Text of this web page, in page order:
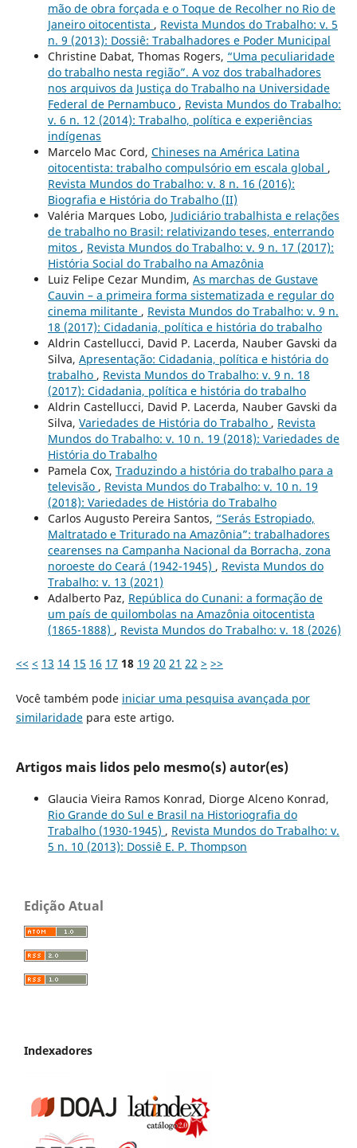
mão de obra forçada e o Toque de Recolher no Rio de
Janeiro oitocentista , Revista Mundos do Trabalho: v. 5
n. 9 (2013): Dossiê: Trabalhadores e Poder Municipal
Christine Dabat, Thomas Rogers, “Uma peculiaridade
do trabalho nesta região”. A voz dos trabalhadores
nos arquivos da Justiça do Trabalho na Universidade
Federal de Pernambuco , Revista Mundos do Trabalho:
v. 6 n. 12 (2014): Trabalho, política e experiências
indígenas
Marcelo Mac Cord, Chineses na América Latina
oitocentista: trabalho compulsório em escala global ,
Revista Mundos do Trabalho: v. 8 n. 16 (2016):
Biografia e História do Trabalho (II)
Valéria Marques Lobo, Judiciário trabalhista e relações
de trabalho no Brasil: relativizando teses, enterrando
mitos , Revista Mundos do Trabalho: v. 9 n. 17 (2017):
História Social do Trabalho na Amazônia
Luiz Felipe Cezar Mundim, As marchas de Gustave
Cauvin – a primeira forma sistematizada e regular do
cinema militante , Revista Mundos do Trabalho: v. 9 n.
18 (2017): Cidadania, política e história do trabalho
Aldrin Castellucci, David P. Lacerda, Nauber Gavski da
Silva, Apresentação: Cidadania, política e história do
trabalho , Revista Mundos do Trabalho: v. 9 n. 18
(2017): Cidadania, política e história do trabalho
Aldrin Castellucci, David P. Lacerda, Nauber Gavski da
Silva, Variedades de História do Trabalho , Revista
Mundos do Trabalho: v. 10 n. 19 (2018): Variedades de
História do Trabalho
Pamela Cox, Traduzindo a história do trabalho para a
televisão , Revista Mundos do Trabalho: v. 10 n. 19
(2018): Variedades de História do Trabalho
Carlos Augusto Pereira Santos, “Serás Estropiado,
Maltratado e Triturado na Amazônia”: trabalhadores
cearenses na Campanha Nacional da Borracha, zona
noroeste do Ceará (1942-1945) , Revista Mundos do
Trabalho: v. 13 (2021)
Adalberto Paz, República do Cunani: a formação de
um país de quilombolas na Amazônia oitocentista
(1865-1888) , Revista Mundos do Trabalho: v. 18 (2026)
<< < 13 14 15 16 17 18 19 20 21 22 > >>
Você também pode iniciar uma pesquisa avançada por
similaridadepara este artigo.
Artigos mais lidos pelo mesmo(s) autor(es)
Glaucia Vieira Ramos Konrad, Diorge Alceno Konrad,
Rio Grande do Sul e Brasil na Historiografia do
Trabalho (1930-1945) , Revista Mundos do Trabalho: v.
5 n. 10 (2013): Dossiê E. P. Thompson
Edição Atual
Indexadores